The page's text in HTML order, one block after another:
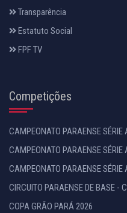
Transparência
Estatuto Social
FPF TV
Competições
CAMPEONATO PARAENSE SÉRIE
CAMPEONATO PARAENSE SÉRIE
CAMPEONATO PARAENSE SÉRIE
CIRCUITO PARAENSE DE BASE -
COPA GRÃO PARÁ 2026